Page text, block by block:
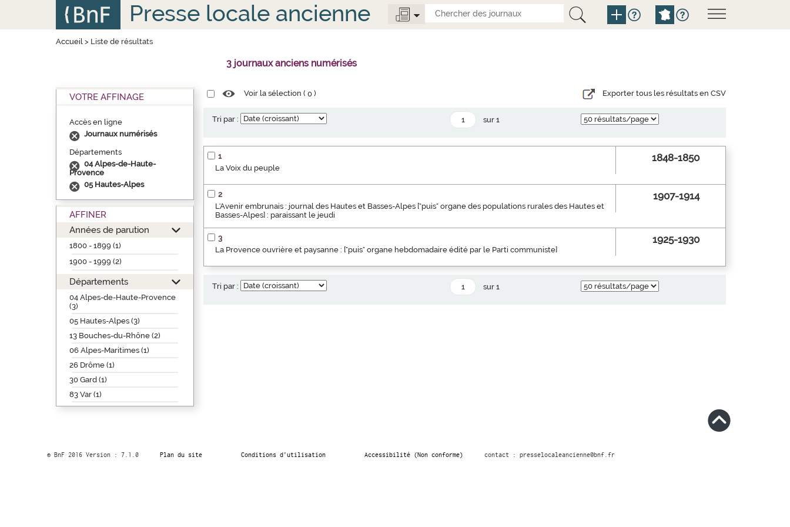
Presse locale ancienne
Accueil> Liste de résultats
3 journaux anciens numérisés
VOTRE AFFINAGE
Accès en ligne
Journaux numérisés
Départements
04 Alpes-de-Haute-
Provence
05 Hautes-Alpes
AFFINER
Années de parution
1800 - 1899 (1)
1900 - 1999 (2)
Départements
04 Alpes-de-Haute-Provence
(3)
05 Hautes-Alpes (3)
13 Bouches-du-Rhône (2)
06 Alpes-Maritimes (1)
26 Drôme (1)
30 Gard (1)
83 Var (1)
Voir la sélection (0 ) Exporter tous les résultats en CSV
Tri par : sur 1
1
La Voix du peuple
1848-1850
2
L'Avenir embrunais : journal des Hautes et Basses-Alpes ["puis" organe des populations rurales des Hautes et
Basses-Alpes] : paraissant le jeudi
1907-1914
3
La Provence ouvrière et paysanne : ["puis" organe hebdomadaire édité par le Parti communiste]
1925-1930
Tri par : sur 1
© BnF 2016 Version : 7.1.0 Plan du site Conditions d’utilisation Accessibilité (Non conforme) contact : presselocaleancienne@bnf.fr
Panneau de gestion des cookies